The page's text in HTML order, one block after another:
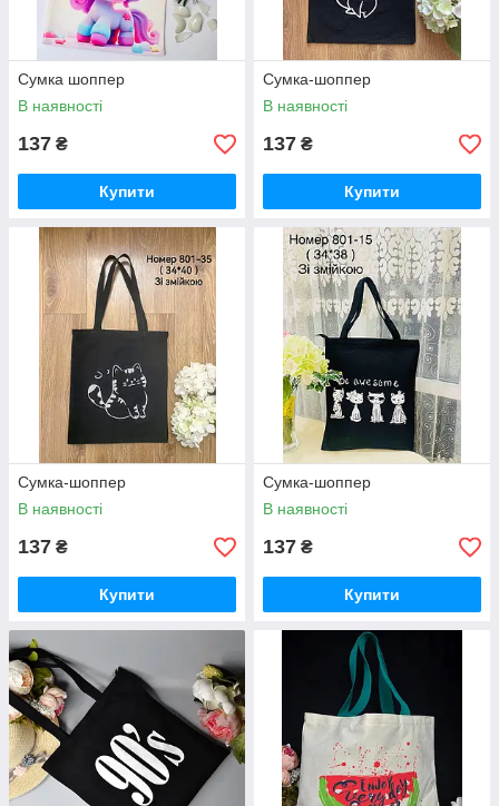
Сумка шоппер
В наявності
137 ₴
Купити
Сумка-шоппер
В наявності
137 ₴
Купити
Сумка-шоппер
В наявності
137 ₴
Купити
Сумка-шоппер
В наявності
137 ₴
Купити